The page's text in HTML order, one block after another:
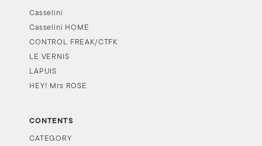
Casselini
Casselini HOME
CONTROL FREAK/CTFK
LE VERNIS
LAPUIS
HEY! Mrs ROSE
CONTENTS
CATEGORY